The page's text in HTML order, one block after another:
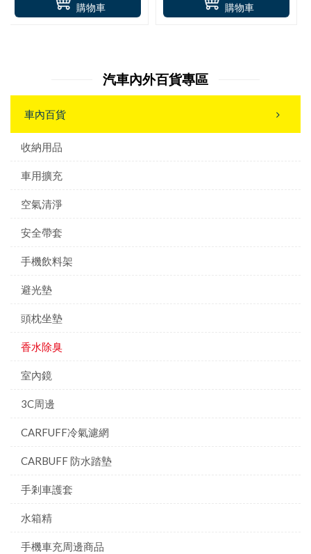
購物車 購物車
汽車內外百貨專區
車內百貨
收納用品
車用擴充
空氣清淨
安全帶套
手機飲料架
避光墊
頭枕坐墊
香水除臭
室內鏡
3C周邊
CARFUFF冷氣濾網
CARBUFF 防水踏墊
手剎車護套
水箱精
手機車充周邊商品